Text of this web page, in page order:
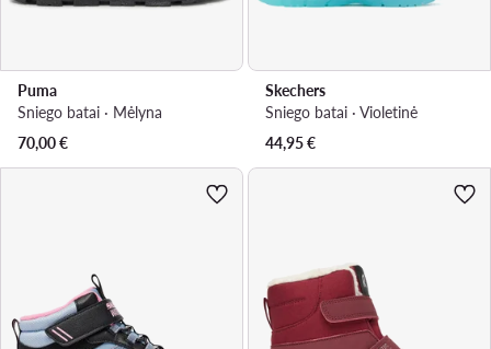
Puma
Sniego batai · Mėlyna
70,00€
Skechers
Sniego batai · Violetinė
44,95€